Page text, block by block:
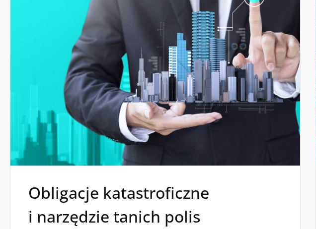
Obligacje katastroficzne
i narzędzie tanich polis